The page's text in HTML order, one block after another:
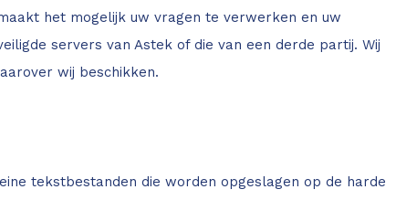
het mogelijk uw vragen te verwerken en uw
servers van Astek of die van een derde partij. Wij
wij beschikken.
tekstbestanden die worden opgeslagen op de harde